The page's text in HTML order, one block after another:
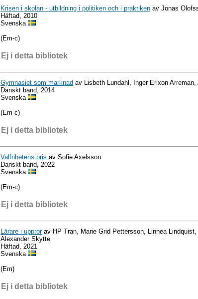
Krisen i skolan - utbildning i politiken och i praktiken av Jonas
Häftad, 2010
Svenska
(Em-c)
Ej i detta bibliotek
Gymnasiet som marknad av Lisbeth Lundahl, Inger Erixon
Danskt band, 2014
Svenska
(Em-c)
Ej i detta bibliotek
Valfrihetens pris av Sofie Axelsson
Danskt band, 2022
Svenska
(Em-c)
Ej i detta bibliotek
Lärare i upprorav HP Tran, Marie Grid Pettersson, Linnea Lindquist,
Alexander Skytte
Häftad, 2021
Svenska
(Em)
Ej i detta bibliotek